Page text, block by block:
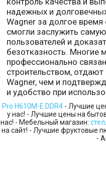
надежных и
Wagner за долгое
смогли заслужить
пользователей и
безотказность. Многие
профессионально
строительством,
Wagner, чем и
и удобство при
Pro H610M-E DDR4- Лучшие
у нас! - Лучшие цены на
нас! - Мебельный магазин:
на сайт! - Лучшие фруктовые
-